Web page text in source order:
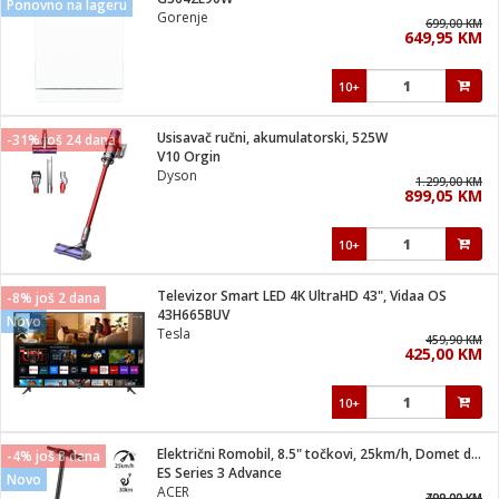
/ Zdravlje
za kosu
brijanje
tuš
Ponovno na lageru
Gorenje
699,00 KM
649,95 KM
10+
-31% još 24 dana
Usisavač ručni, akumulatorski, 525W
V10 Orgin
Dyson
1.299,00 KM
899,05 KM
10+
-8% još 2 dana
Novo
Televizor Smart LED 4K UltraHD 43", Vidaa OS
43H665BUV
Tesla
459,90 KM
425,00 KM
10+
-4% još 8 dana
Novo
Električni Romobil, 8.5" točkovi, 25km/h, Domet do 30 km
ES Series 3 Advance
ACER